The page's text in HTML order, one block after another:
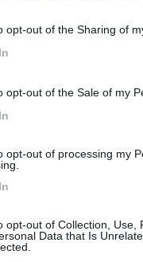
opt-out of the Sharing of
opt-out of the Sale of my
opt-out of processing my
opt-out of Collection, Use,
Data that Is
rete noisekiller ? Sono di
albi..no ???